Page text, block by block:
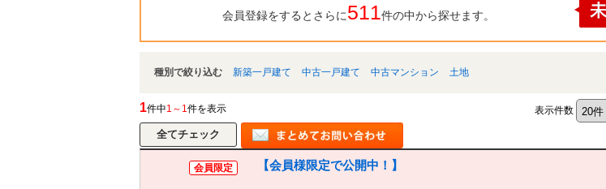
会員登録をするとさらに511件の中から探せます。
種別で絞り込む 新築一戸建て 中古一戸建て 中古マンション 土地
1件中1～1件を表示 表示件数
会員限定 【会員様限定で公開中！】